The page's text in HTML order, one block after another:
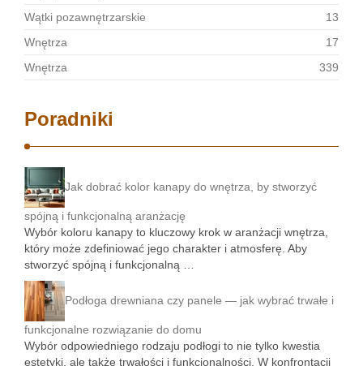
Wątki pozawnętrzarskie
13
Wnętrza
17
Wnętrza
339
Poradniki
Jak dobrać kolor kanapy do wnętrza, by stworzyć
spójną i funkcjonalną aranżację
Wybór koloru kanapy to kluczowy krok w aranżacji wnętrza,
który może zdefiniować jego charakter i atmosferę. Aby
stworzyć spójną i funkcjonalną …
Podłoga drewniana czy panele — jak wybrać trwałe i
funkcjonalne rozwiązanie do domu
Wybór odpowiedniego rodzaju podłogi to nie tylko kwestia
estetyki, ale także trwałości i funkcjonalności. W konfrontacji